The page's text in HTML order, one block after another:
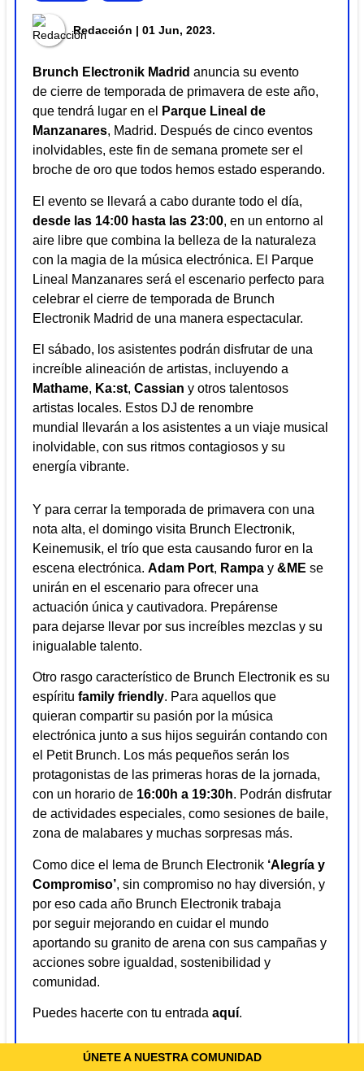
ÚNETE A NUESTRA COMUNIDAD
Redacción | 01 Jun, 2023.
Brunch Electronik Madrid anuncia su evento
de cierre de temporada de primavera de este año,
que tendrá lugar en el
Parque Lineal de
Manzanares, Madrid. Después de cinco eventos
inolvidables, este fin de semana promete ser el
broche de oro que todos hemos estado esperando.
El evento se llevará a cabo durante todo el día,
desde las 14:00 hasta las 23:00, en un entorno al
aire libre que combina la belleza de la naturaleza
con la magia de la música electrónica. El Parque
Lineal Manzanares será el escenario perfecto para
celebrar el cierre de temporada de Brunch
Electronik Madrid de una manera espectacular.
El sábado, los asistentes podrán disfrutar de una
increíble alineación de artistas, incluyendo a
Mathame, Ka:st, Cassian y otros talentosos
artistas locales. Estos DJ de renombre
mundial llevarán a los asistentes a un viaje musical
inolvidable, con sus ritmos contagiosos y su
energía vibrante.
Y para cerrar la temporada de primavera con una
nota alta, el domingo visita Brunch Electronik,
Keinemusik, el trío que esta causando furor en la
escena electrónica. Adam Port, Rampa y &ME se
unirán en el escenario para ofrecer una
actuación única y cautivadora. Prepárense
para dejarse llevar por sus increíbles mezclas y su
inigualable talento.
Otro rasgo característico de Brunch Electronik es su
espíritu family friendly. Para aquellos que
quieran compartir su pasión por la música
electrónica junto a sus hijos seguirán contando con
el Petit Brunch. Los más pequeños serán los
protagonistas de las primeras horas de la jornada,
con un horario de 16:00h a 19:30h. Podrán disfrutar
de actividades especiales, como sesiones de baile,
zona de malabares y muchas sorpresas más.
Como dice el lema de Brunch Electronik ‘Alegría y
Compromiso’, sin compromiso no hay diversión, y
por eso cada año Brunch Electronik trabaja
por seguir mejorando en cuidar el mundo
aportando su granito de arena con sus campañas y
acciones sobre igualdad, sostenibilidad y
comunidad.
Puedes hacerte con tu entrada aquí.